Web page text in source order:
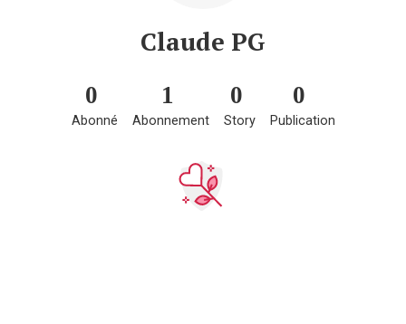
Claude PG
0
Abonné
1
Abonnement
0
Story
0
Publication